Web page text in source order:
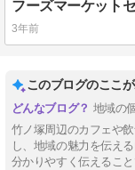
3年前
このブログのここ
地域の
竹ノ塚周辺のカフェや
し、地域の魅力を伝え
分かりやすく伝えるこ